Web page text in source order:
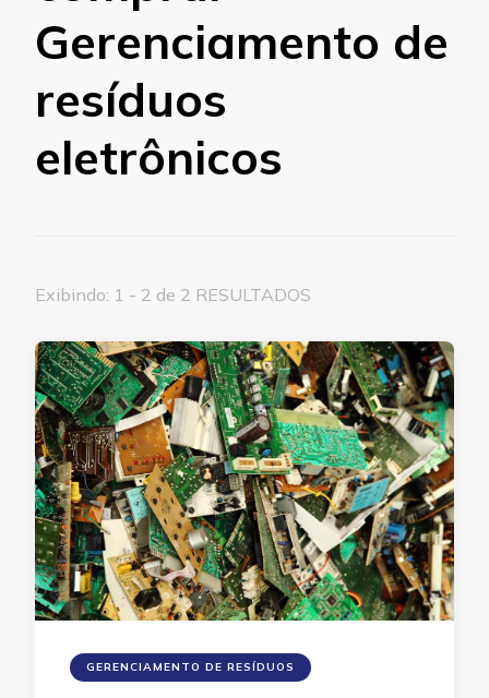
Gerenciamento de
resíduos
eletrônicos
Exibindo: 1 - 2 de 2 RESULTADOS
GERENCIAMENTO DE RESÍDUOS